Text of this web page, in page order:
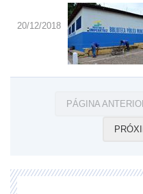
20/12/2018
PÁGINA